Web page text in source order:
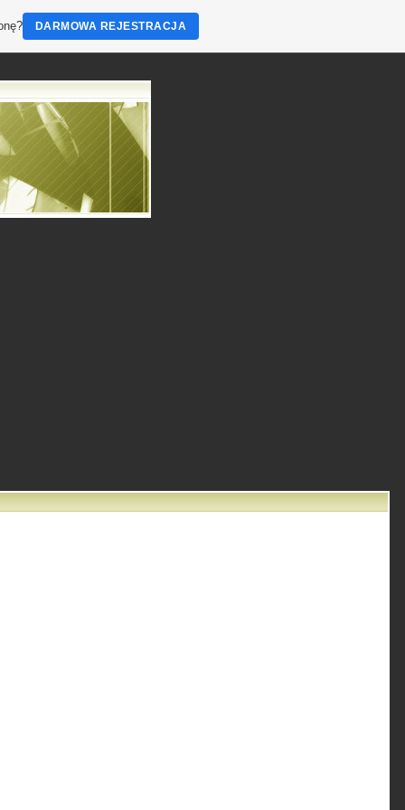
DARMOWA REJESTRACJA